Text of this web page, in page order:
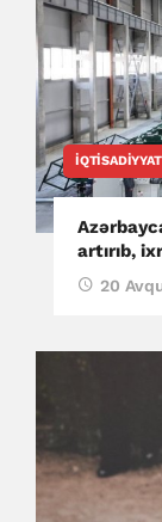
İQTISADIYYAT
artırıb,
20